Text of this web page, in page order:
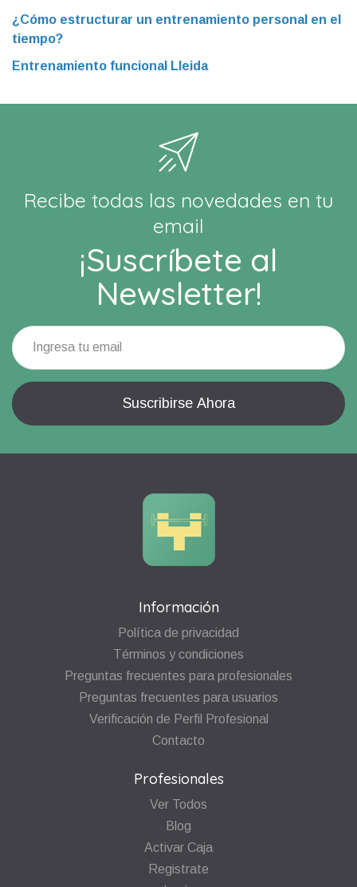
¿Cómo estructurar un entrenamiento personal en el
tiempo?
Entrenamiento funcional Lleida
Recibe todas las novedades en tu
email
¡Suscríbete al
Newsletter!
Información
Política de privacidad
Términos y condiciones
Preguntas frecuentes para profesionales
Preguntas frecuentes para usuarios
Verificación de Perfil Profesional
Contacto
Profesionales
Ver Todos
Blog
Activar Caja
Registrate